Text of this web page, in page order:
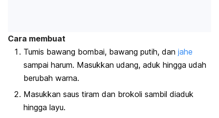
Cara membuat
Tumis bawang bombai, bawang putih, dan jahe
sampai harum. Masukkan udang, aduk hingga udah
berubah warna.
Masukkan saus tiram dan brokoli sambil diaduk
hingga layu.